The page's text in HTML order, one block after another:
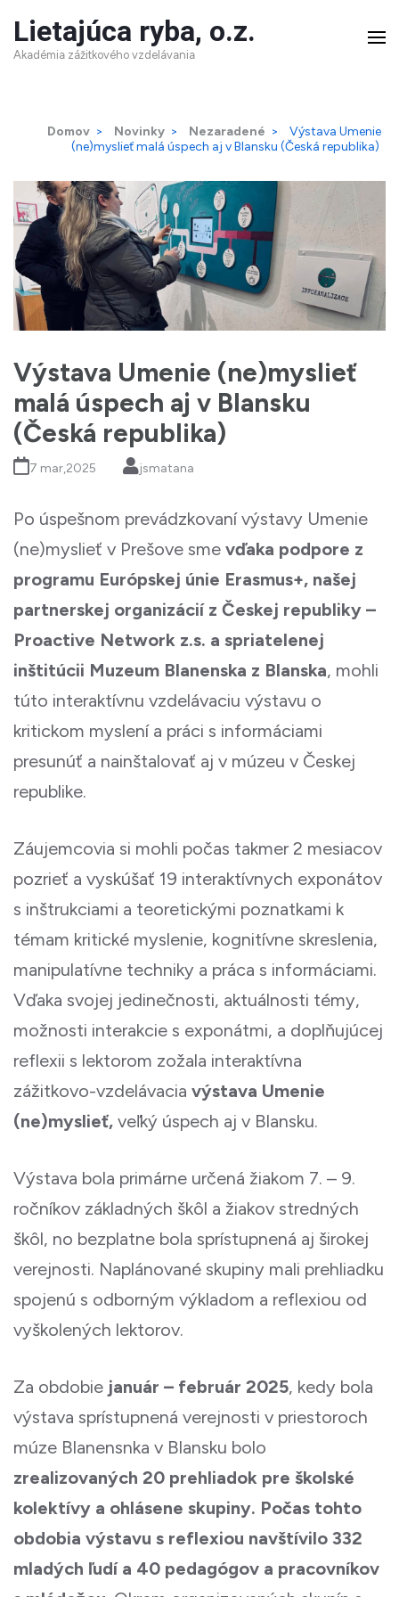
Skip
toLietajúca ryba, o.z.
Akadémia zážitkového vzdelávania
Domov > Novinky > Nezaradené >
Výstava Umenie
(ne)myslieť malá úspech aj v Blansku (Česká republika)
Výstava Umenie (ne)myslieť
malá úspech aj v Blansku
(Česká republika)
7 mar,2025 jsmatana
Po úspešnom prevádzkovaní výstavy Umenie
(ne)myslieť v Prešove sme vďaka podpore z
programu Európskej únie Erasmus+, našej
partnerskej organizácií z Českej republiky –
Proactive Network z.s. a spriatelenej
inštitúcii Muzeum Blanenska z Blanska, mohli
túto interaktívnu vzdelávaciu výstavu o
kritickom myslení a práci s informáciami
presunúť a nainštalovať aj v múzeu v Českej
republike.
Záujemcovia si mohli počas takmer 2 mesiacov
pozrieť a vyskúšať 19 interaktívnych exponátov
s inštrukciami a teoretickými poznatkami k
témam kritické myslenie, kognitívne skreslenia,
manipulatívne techniky a práca s informáciami.
Vďaka svojej jedinečnosti, aktuálnosti témy,
možnosti interakcie s exponátmi, a doplňujúcej
reflexii s lektorom zožala interaktívna
zážitkovo-vzdelávacia výstava Umenie
(ne)myslieť, veľký úspech aj v Blansku.
Výstava bola primárne určená žiakom 7. – 9.
ročníkov základných škôl a žiakov stredných
škôl, no bezplatne bola sprístupnená aj širokej
verejnosti. Naplánované skupiny mali prehliadku
spojenú s odborným výkladom a reflexiou od
vyškolených lektorov.
Za obdobie január – február 2025, kedy bola
výstava sprístupnená verejnosti v priestoroch
múze Blanensnka v Blansku bolo
zrealizovaných 20 prehliadok pre školské
kolektívy a ohlásene skupiny. Počas tohto
obdobia výstavu s reflexiou navštívilo 332
mladých ľudí a 40 pedagógov a pracovníkov